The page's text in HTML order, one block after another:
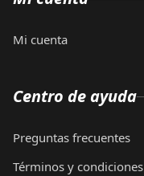
Mi cuenta
Centro de ayuda
Preguntas frecuentes
Términos y condiciones